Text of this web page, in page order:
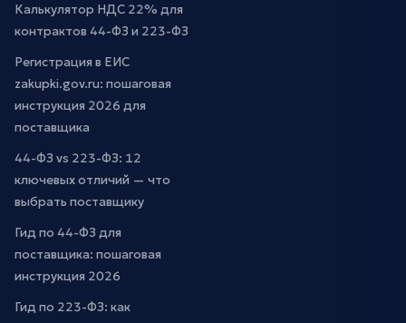
Калькулятор НДС 22% для
контрактов 44-ФЗ и 223-ФЗ
Регистрация в ЕИС
zakupki.gov.ru: пошаговая
инструкция 2026 для
поставщика
44-ФЗ vs 223-ФЗ: 12
ключевых отличий — что
выбрать поставщику
Гид по 44-ФЗ для
поставщика: пошаговая
инструкция 2026
Гид по 223-ФЗ: как